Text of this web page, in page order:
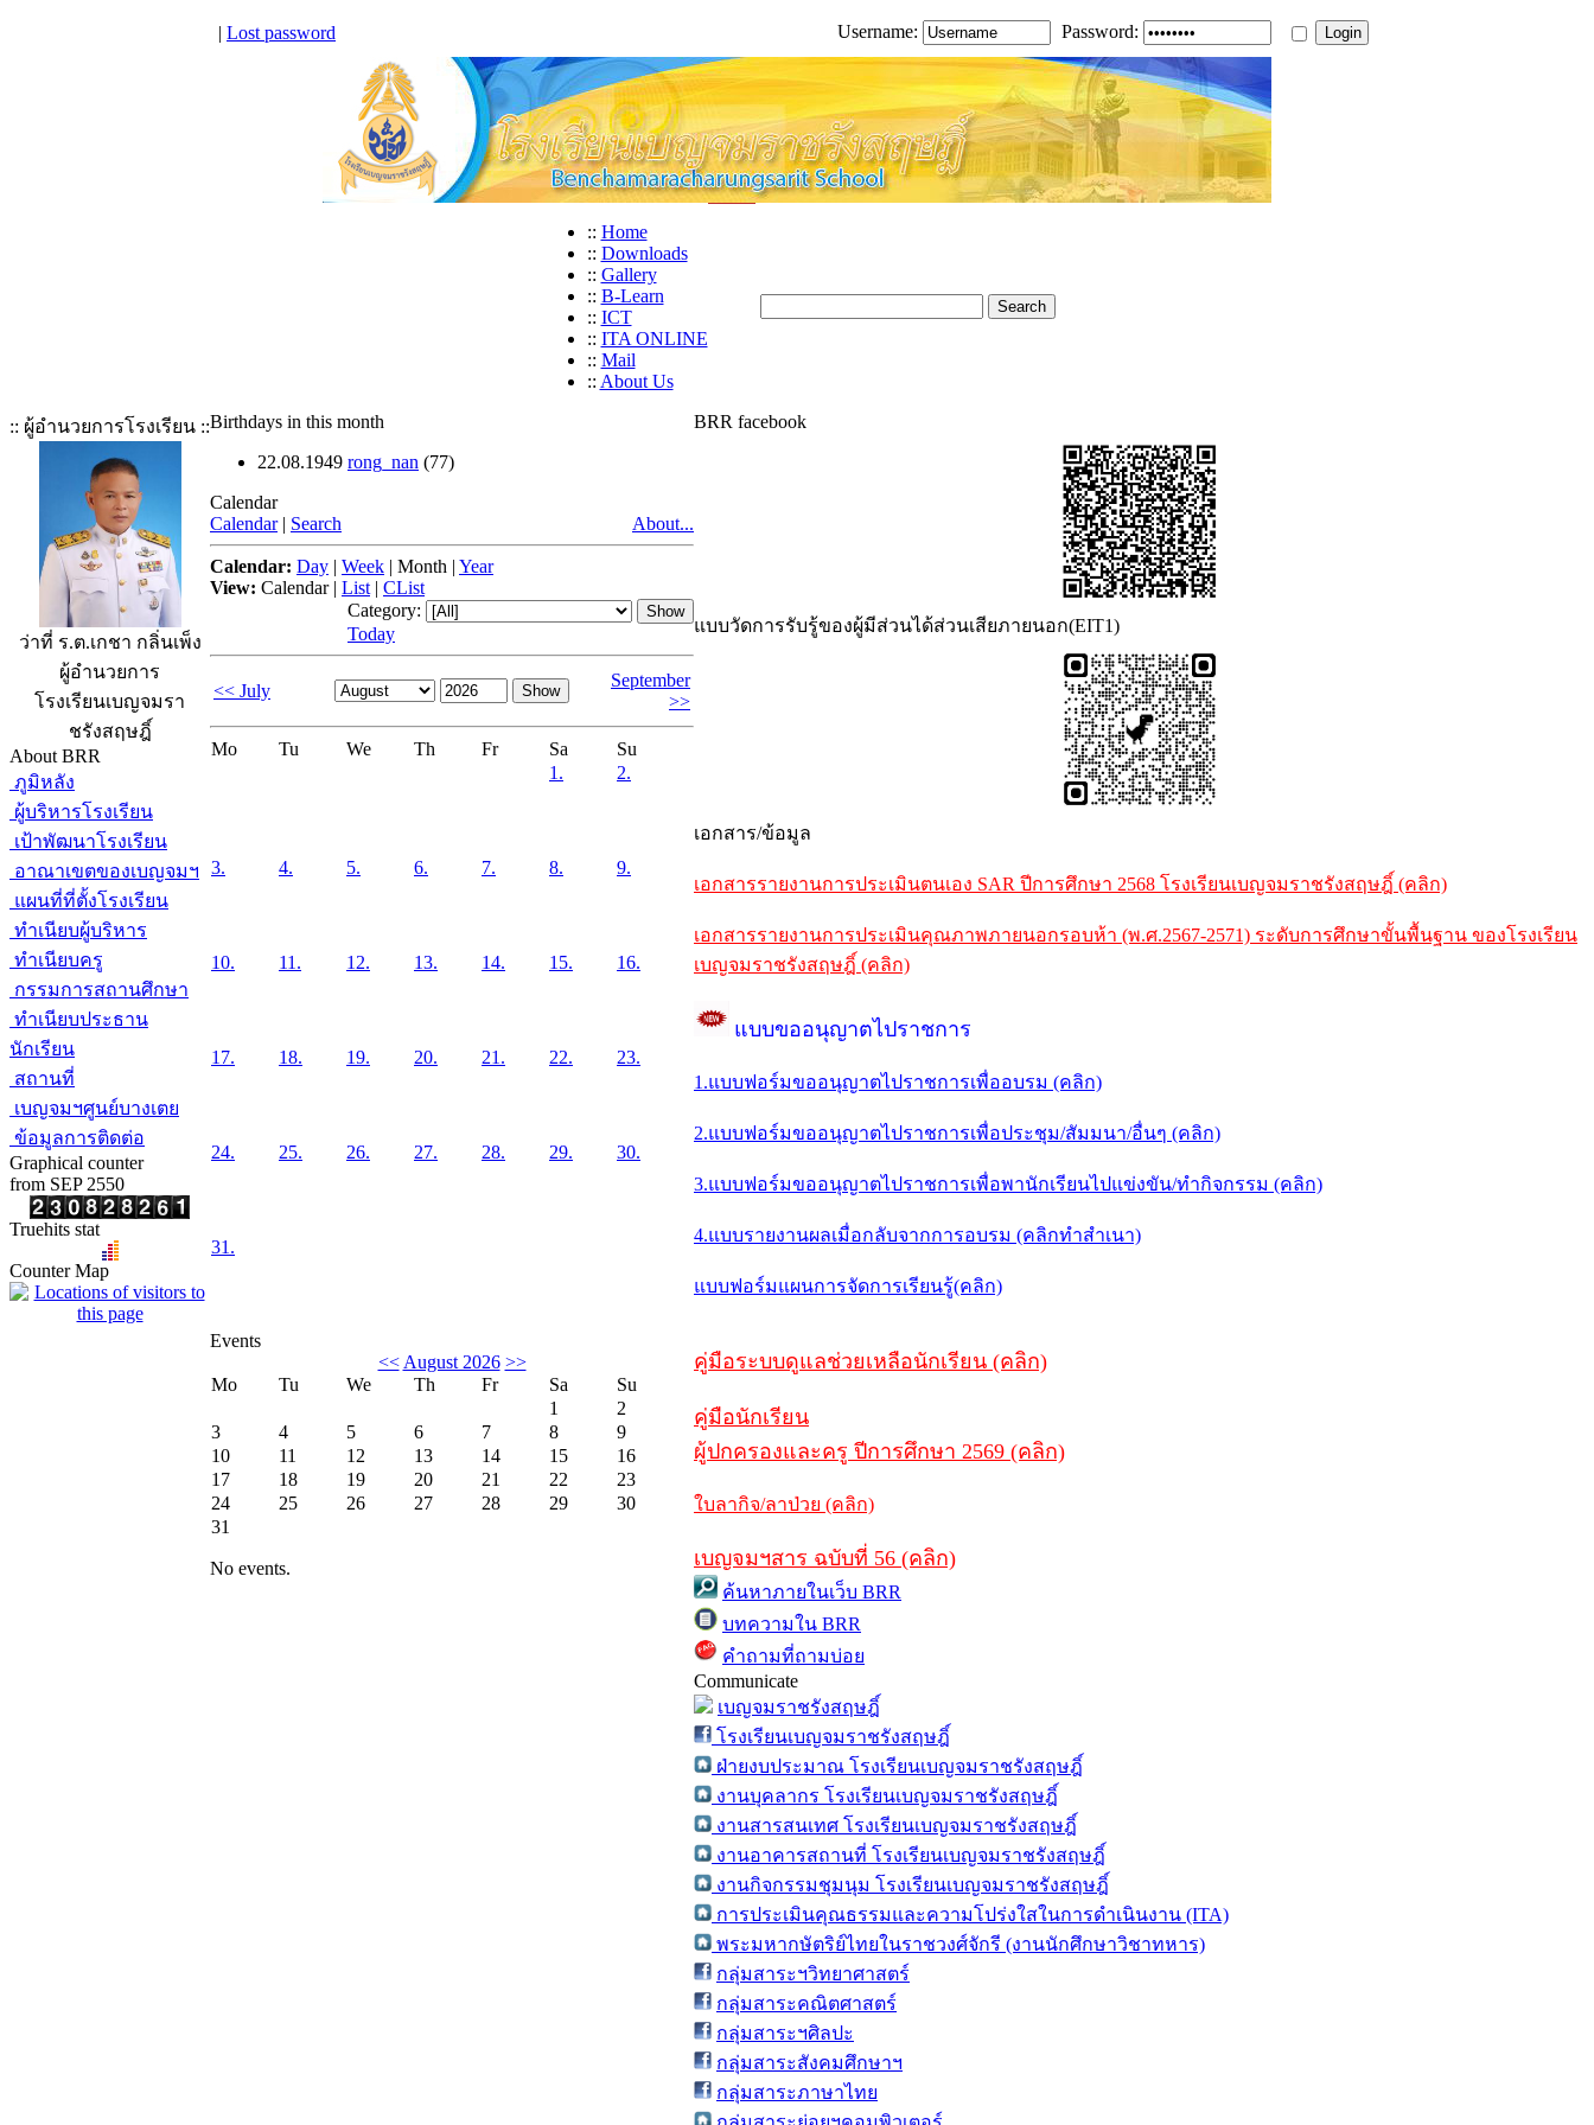
| Lost password Username: Password:
:: Home
:: Downloads
:: Gallery
:: B-Learn
:: ICT
:: ITA ONLINE
:: Mail
:: About Us
:: ผู้อำนวยการโรงเรียน ::
ว่าที่ ร.ต.เกชา กลิ่นเพ็ง
ผู้อำนวยการ
โรงเรียนเบญจมรา
ชรังสฤษฎิ์
About BRR
ภูมิหลัง
ผู้บริหารโรงเรียน
เป้าพัฒนาโรงเรียน
อาณาเขตของเบญจมฯ
แผนที่ที่ตั้งโรงเรียน
ทำเนียบผู้บริหาร
ทำเนียบครู
กรรมการสถานศึกษา
ทำเนียบประธาน
นักเรียน
สถานที่
เบญจมฯศูนย์บางเตย
ข้อมูลการติดต่อ
Graphical counter
from SEP 2550
Truehits stat
Counter Map
Birthdays in this month
22.08.1949 rong_nan (77)
Calendar
Calendar | Search About...
Calendar: Day | Week | Month | Year
View: Calendar| List | CList
Category:
Today
<< July
September
>>
Mo Tu We Th Fr Sa
Su
1.
2.
3. 4. 5. 6. 7. 8. 9.
10. 11. 12. 13. 14. 15. 16.
17. 18. 19. 20. 21. 22. 23.
24. 25. 26. 27. 28. 29. 30.
31.
Events
<< August 2026 >>
Mo
Tu We Th Fr Sa
Su
1
2
3
4 5 6 7 8
9
10
11 12 13 14 15
16
17
18 19 20 21 22
23
24
25 26 27 28 29
30
31
No events.
BRR facebook
แบบวัดการรับรู้ของผู้มีส่วนได้ส่วนเสียภายนอก(EIT1)
เอกสาร/ข้อมูล
เอกสารรายงานการประเมินตนเอง SAR ปีการศึกษา 2568 โรงเรียนเบญจมราชรังสฤษฎิ์ (คลิก)
เอกสารรายงานการประเมินคุณภาพภายนอกรอบห้า (พ.ศ.2567-2571) ระดับการศึกษาขั้นพื้นฐาน ของโรงเรียน
เบญจมราชรังสฤษฎิ์ (คลิก)
แบบขออนุญาตไปราชการ
1.แบบฟอร์มขออนุญาตไปราชการเพื่ออบรม (คลิก)
2.แบบฟอร์มขออนุญาตไปราชการเพื่อประชุม/สัมมนา/อื่นๆ (คลิก)
3.แบบฟอร์มขออนุญาตไปราชการเพื่อพานักเรียนไปแข่งขัน/ทำกิจกรรม (คลิก)
4.แบบรายงานผลเมื่อกลับจากการอบรม (คลิกทำสำเนา)
แบบฟอร์มแผนการจัดการเรียนรู้(คลิก)
คู่มือระบบดูแลช่วยเหลือนักเรียน (คลิก)
คู่มือนักเรียน
ผู้ปกครองและครู ปีการศึกษา 2569 (คลิก)
ใบลากิจ/ลาป่วย (คลิก)
เบญจมฯสาร ฉบับที่ 56 (คลิก)
ค้นหาภายในเว็บ BRR
บทความใน BRR
คำถามที่ถามบ่อย
Communicate
เบญจมราชรังสฤษฎิ์
โรงเรียนเบญจมราชรังสฤษฎิ์
ฝ่ายงบประมาณ โรงเรียนเบญจมราชรังสฤษฎิ์
งานบุคลากร โรงเรียนเบญจมราชรังสฤษฎิ์
งานสารสนเทศ โรงเรียนเบญจมราชรังสฤษฎิ์
งานอาคารสถานที่ โรงเรียนเบญจมราชรังสฤษฎิ์
งานกิจกรรมชุมนุม โรงเรียนเบญจมราชรังสฤษฎิ์
การประเมินคุณธรรมและความโปร่งใสในการดำเนินงาน (ITA)
พระมหากษัตริย์ไทยในราชวงศ์จักรี (งานนักศึกษาวิชาทหาร)
กลุ่มสาระฯวิทยาศาสตร์
กลุ่มสาระคณิตศาสตร์
กลุ่มสาระฯศิลปะ
กลุ่มสาระสังคมศึกษาฯ
กลุ่มสาระภาษาไทย